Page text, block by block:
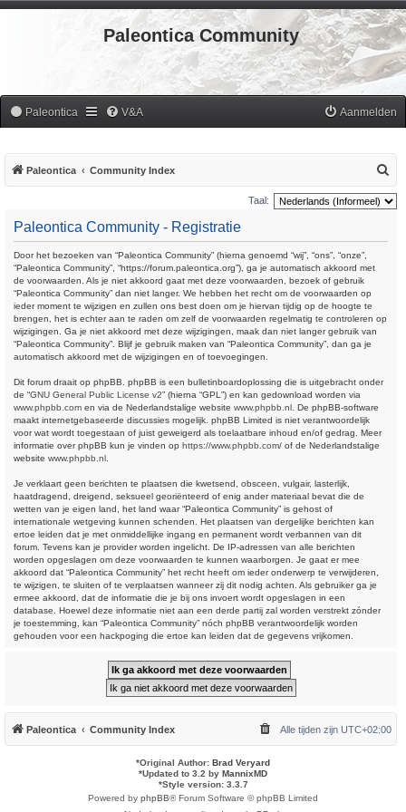
Paleontica Community
Paleontica V&A Aanmelden
Paleontica Community Index
o
e
Taal:
Paleontica Community - Registratie
Door het bezoeken van “Paleontica Community” (hierna genoemd “wij”, “ons”, “onze”,
“Paleontica Community”, “https://forum.paleontica.org”), ga je automatisch akkoord met
de voorwaarden. Als je niet akkoord gaat met deze voorwaarden, bezoek of gebruik
“Paleontica Community” dan niet langer. We hebben het recht om de voorwaarden op
ieder moment te wijzigen en zullen ons best doen om je hiervan tijdig op de hoogte te
brengen, het is echter aan te raden om zelf de voorwaarden regelmatig te controleren op
wijzigingen. Ga je niet akkoord met deze wijzigingen, maak dan niet langer gebruik van
“Paleontica Community”. Blijf je gebruik maken van “Paleontica Community”, dan ga je
automatisch akkoord met de wijzigingen en of toevoegingen.
Dit forum draait op phpBB. phpBB is een bulletinboardoplossing die is uitgebracht onder
de “GNU General Public License v2” (hierna “GPL”) en kan gedownload worden via
www.phpbb.com en via de Nederlandstalige website www.phpbb.nl . De phpBB-software
maakt internetgebaseerde discussies mogelijk. phpBB Limited is niet verantwoordelijk
voor wat wordt toegestaan of juist geweigerd als toelaatbare inhoud en/of gedrag. Meer
informatie over phpBB kun je vinden op https://www.phpbb.com/ of de Nederlandstalige
website www.phpbb.nl
Je verklaart geen berichten te plaatsen die kwetsend, obsceen, vulgair, lasterlijk,
haatdragend, dreigend, seksueel georiënteerd of enig ander materiaal bevat die de
wetten van je eigen land, het land waar “Paleontica Community” is gehost of
internationale wetgeving kunnen schenden. Het plaatsen van dergelijke berichten kan
ertoe leiden dat je met onmiddellijke ingang en permanent wordt verbannen van dit
forum. Tevens kan je provider worden ingelicht. De IP-adressen van alle berichten
worden opgeslagen om deze voorwaarden te kunnen waarborgen. Je gaat er mee
akkoord dat “Paleontica Community” het recht heeft om ieder onderwerp te verwijderen,
te wijzigen, te sluiten of te verplaatsen wanneer zij dit nodig achten. Als gebruiker ga je
ermee akkoord, dat de informatie die je bij ons invoert wordt opgeslagen in een
database. Hoewel deze informatie niet aan een derde partij zal worden verstrekt zónder
je toestemming, kan “Paleontica Community” nóch phpBB verantwoordelijk worden
gehouden voor een hackpoging die ertoe kan leiden dat de gegevens vrijkomen.
Paleontica Community Index Alle tijden zijn UTC+02:00
*Original Author: Brad Veryard
*Updated to 3.2 by MannixMD
*Style version: 3.3.7
Powered by phpBB® Forum Software © phpBB Limited